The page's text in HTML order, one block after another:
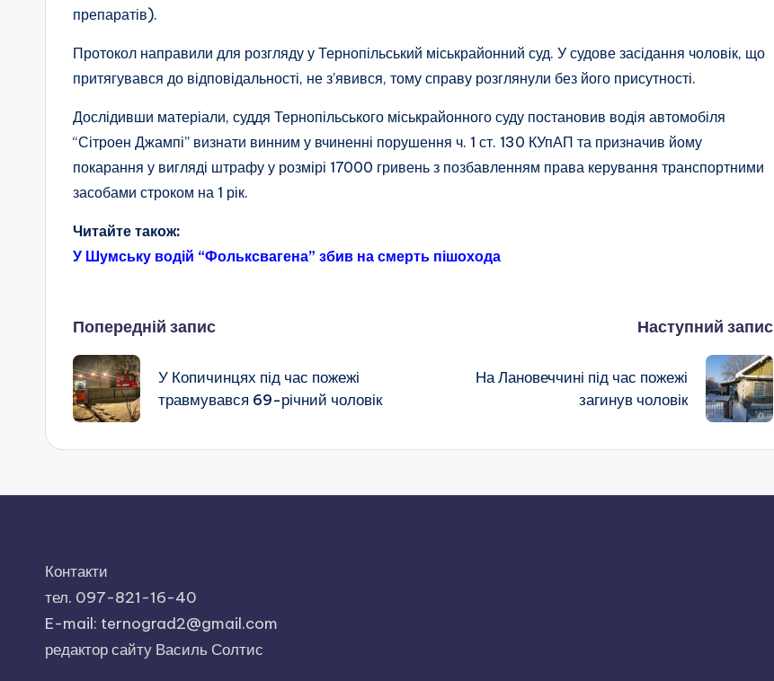
препаратів).
Протокол направили для розгляду у Тернопільський міськрайонний суд. У судове засідання чоловік, що
притягувався до відповідальності, не з’явився, тому справу розглянули без його присутності.
Дослідивши матеріали, суддя Тернопільського міськрайонного суду постановив водія автомобіля
“Сітроен Джампі” визнати винним у вчиненні порушення ч. 1 ст. 130 КУпАП та призначив йому
покарання у вигляді штрафу у розмірі 17000 гривень з позбавленням права керування транспортними
засобами строком на 1 рік.
Читайте також:
У Шумську водій “Фольксвагена” збив на смерть пішохода
Навігація
по
запису
Попередній запис
У Копичинцях під час пожежі
травмувався 69-річний чоловік
Наступний запис
На Лановеччині під час пожежі
загинув чоловік
Контакти
тел. 097-821-16-40
E-mail: ternograd2@gmail.com
редактор сайту Василь Солтис